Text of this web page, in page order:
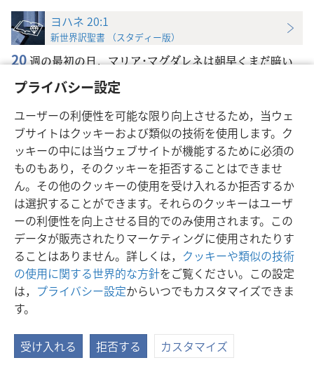
プライバシー設定
ユーザーの利便性を可能な限り向上させるため，当ウェ
ブサイトはクッキーおよび類似の技術を使用します。ク
ッキーの中には当ウェブサイトが機能するために必須の
ものもあり，そのクッキーを拒否することはできませ
ん。その他のクッキーの使用を受け入れるか拒否するか
は選択することができます。それらのクッキーはユーザ
ーの利便性を向上させる目的でのみ使用されます。この
データが販売されたりマーケティングに使用されたりす
ることはありません。詳しくは， クッキーや類似の技術
の使用に関する世界的な方針をご覧ください。この設定
は， プライバシー設定からいつでもカスタマイズできま
す。
受け入れる 拒否する カスタマイズ
ヨハネ 20:1
新世界訳聖書 （スタディー版）
20週の最初の日，マリア･マグダレネは朝早くまだ暗い
うちに墓に来た
+。すると，すでに墓の入り口から石がど
けられていた
。
日本語 設定
Copyright © 2026 Watch Tower Bible and Tract Society of Pennsylvania
利用規約
プライバシーに関する方針 プライバシー設定
JW.ORG
ログイン